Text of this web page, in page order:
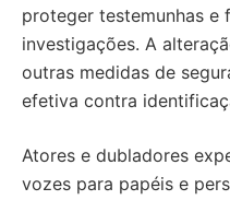
proteger testemunhas e
investigações. A
outras medidas de
efetiva contra
Atores e dubladores
vozes para papéis e